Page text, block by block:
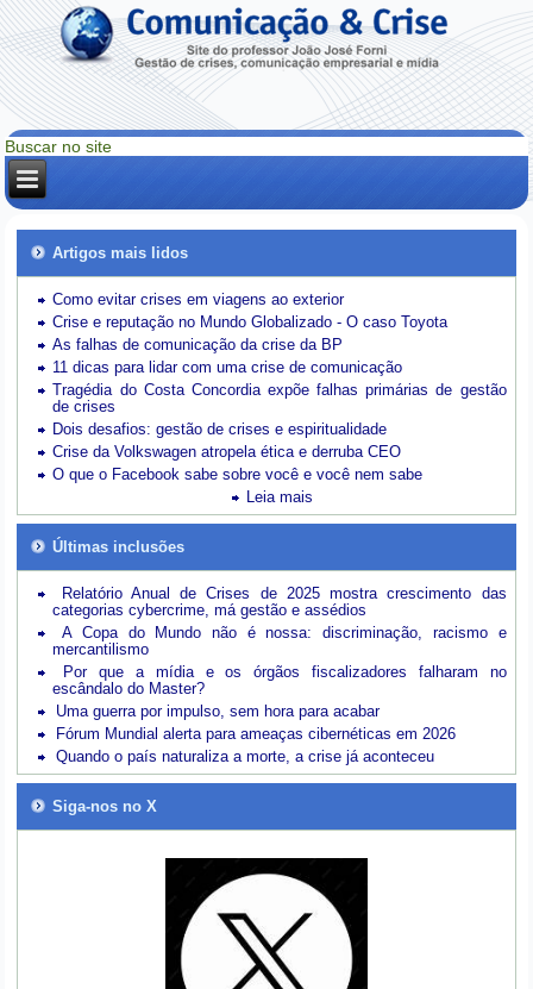
Artigos mais lidos
Como evitar crises em viagens ao exterior
Crise e reputação no Mundo Globalizado - O caso Toyota
As falhas de comunicação da crise da BP
11 dicas para lidar com uma crise de comunicação
Tragédia do Costa Concordia expõe falhas primárias de gestão
de crises
Dois desafios: gestão de crises e espiritualidade
Crise da Volkswagen atropela ética e derruba CEO
O que o Facebook sabe sobre você e você nem sabe
Leia mais
Últimas inclusões
Relatório Anual de Crises de 2025 mostra crescimento das
categorias cybercrime, má gestão e assédios
A Copa do Mundo não é nossa: discriminação, racismo e
mercantilismo
Por que a mídia e os órgãos fiscalizadores falharam no
escândalo do Master?
Uma guerra por impulso, sem hora para acabar
Fórum Mundial alerta para ameaças cibernéticas em 2026
Quando o país naturaliza a morte, a crise já aconteceu
Siga-nos no X